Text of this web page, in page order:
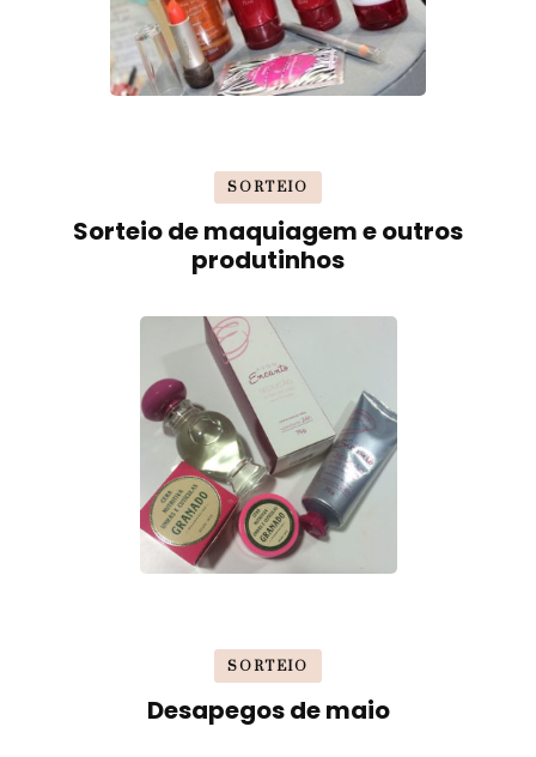
SORTEIO
Sorteio de maquiagem e outros
produtinhos
SORTEIO
Desapegos de maio